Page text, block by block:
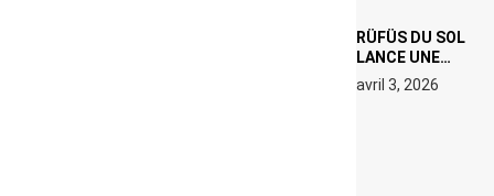
RÜFÜS DU SOL
LANCE UNE
RÉSIDENCE DJ
SET DE QUATRE
avril 3, 2026